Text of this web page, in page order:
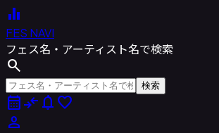
equalizer
FES NAVI
フェス名・アーティスト名で検索
search
検索
calendar_monthcompare_arrows notifications favorite
person